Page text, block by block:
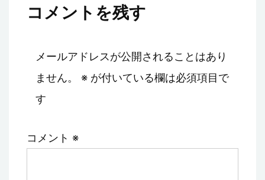
コメントを残す
メールアドレスが公開されることはあり
ません。
※ が付いている欄は必須項目で
す
コメント ※